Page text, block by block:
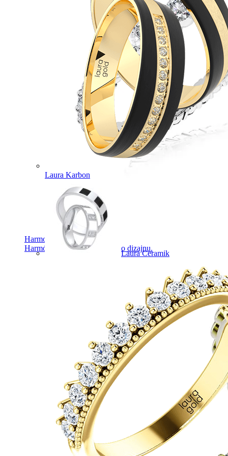
Harmony
Harmónia klasiky a moderného dizajnu.
Laura Karbon
Laura Ceramik